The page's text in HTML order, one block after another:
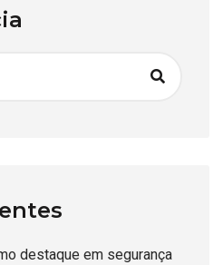
destaque em segurança